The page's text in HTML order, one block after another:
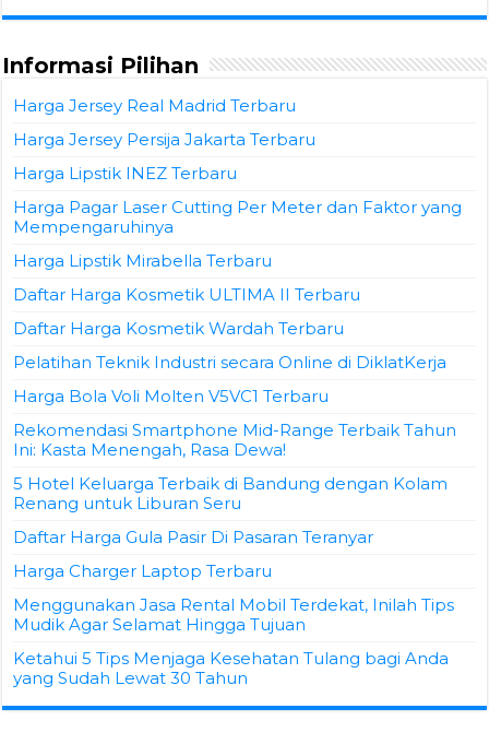
Informasi Pilihan
Harga Jersey Real Madrid Terbaru
Harga Jersey Persija Jakarta Terbaru
Harga Lipstik INEZ Terbaru
Harga Pagar Laser Cutting Per Meter dan Faktor yang
Mempengaruhinya
Harga Lipstik Mirabella Terbaru
Daftar Harga Kosmetik ULTIMA II Terbaru
Daftar Harga Kosmetik Wardah Terbaru
Pelatihan Teknik Industri secara Online di DiklatKerja
Harga Bola Voli Molten V5VC1 Terbaru
Rekomendasi Smartphone Mid-Range Terbaik Tahun
Ini: Kasta Menengah, Rasa Dewa!
5 Hotel Keluarga Terbaik di Bandung dengan Kolam
Renang untuk Liburan Seru
Daftar Harga Gula Pasir Di Pasaran Teranyar
Harga Charger Laptop Terbaru
Menggunakan Jasa Rental Mobil Terdekat, Inilah Tips
Mudik Agar Selamat Hingga Tujuan
Ketahui 5 Tips Menjaga Kesehatan Tulang bagi Anda
yang Sudah Lewat 30 Tahun